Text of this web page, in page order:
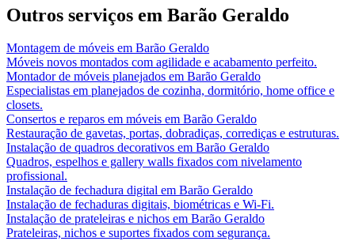
Outros serviços em Barão Geraldo
Montagem de móveis em Barão Geraldo
Móveis novos montados com agilidade e acabamento perfeito.
Montador de móveis planejados em Barão Geraldo
Especialistas em planejados de cozinha, dormitório, home office e
closets.
Consertos e reparos em móveis em Barão Geraldo
Restauração de gavetas, portas, dobradiças, corrediças e estruturas.
Instalação de quadros decorativos em Barão Geraldo
Quadros, espelhos e gallery walls fixados com nivelamento
profissional.
Instalação de fechadura digital em Barão Geraldo
Instalação de fechaduras digitais, biométricas e Wi-Fi.
Instalação de prateleiras e nichos em Barão Geraldo
Prateleiras, nichos e suportes fixados com segurança.